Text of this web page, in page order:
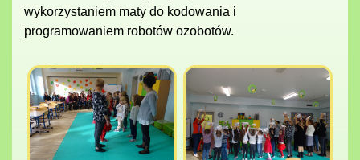
wykorzystaniem maty do kodowania i
programowaniem robotów ozobotów.